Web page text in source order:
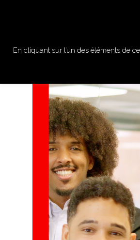
En cliquant sur l’un des éléments de